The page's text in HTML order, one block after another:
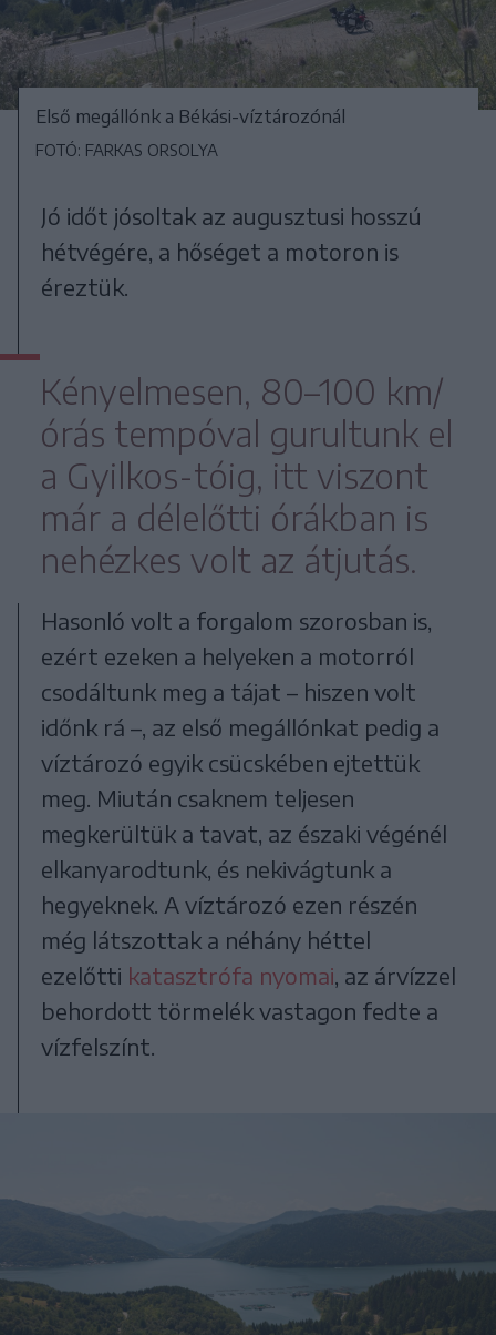
Első megállónk a Békási-víztározónál
FOTÓ: FARKAS ORSOLYA
Jó időt jósoltak az augusztusi hosszú
hétvégére, a hőséget a motoron is
éreztük.
Kényelmesen, 80–100 km/
órás tempóval gurultunk el
a Gyilkos-tóig, itt viszont
már a délelőtti órákban is
nehézkes volt az átjutás.
Hasonló volt a forgalom szorosban is,
ezért ezeken a helyeken a motorról
csodáltunk meg a tájat – hiszen volt
időnk rá –, az első megállónkat pedig a
víztározó egyik csücskében ejtettük
meg. Miután csaknem teljesen
megkerültük a tavat, az északi végénél
elkanyarodtunk, és nekivágtunk a
hegyeknek. A víztározó ezen részén
még látszottak a néhány héttel
ezelőtti katasztrófa nyomai, az árvízzel
behordott törmelék vastagon fedte a
vízfelszínt.